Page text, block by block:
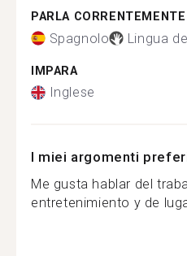
PARLA CORRENTEMENTE
Spagnolo Lingua
IMPARA
Inglese
I miei argomenti
Me gusta hablar del
entretenimiento y de